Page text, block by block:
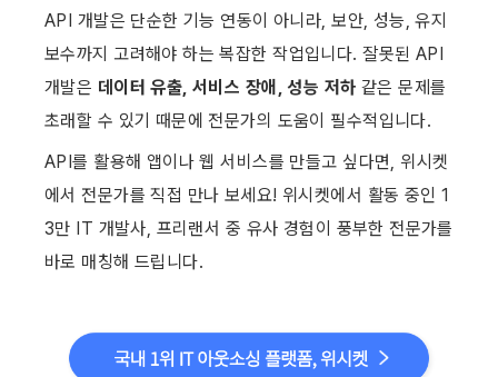
API 개발은 단순한 기능 연동이 아니라, 보안, 성능, 유지
보수까지 고려해야 하는 복잡한 작업입니다. 잘못된 API
개발은 데이터 유출, 서비스 장애, 성능 저하 같은 문제를
초래할 수 있기 때문에 전문가의 도움이 필수적입니다.
API를 활용해 앱이나 웹 서비스를 만들고 싶다면, 위시켓
에서 전문가를 직접 만나 보세요! 위시켓에서 활동 중인 1
3만 IT 개발사, 프리랜서 중 유사 경험이 풍부한 전문가를
바로 매칭해 드립니다.